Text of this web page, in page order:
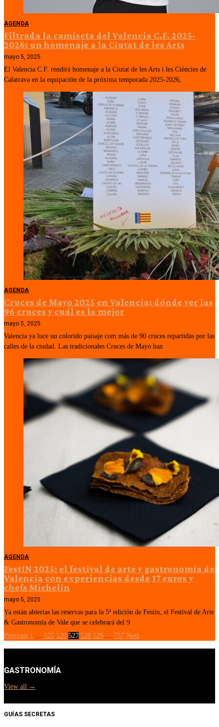
AGENDA
Filtrada la camiseta del Valencia C.F. 2025-
2026: un homenaje a la Ciutat de les Arts
mayo 5, 2025
El Valencia C.F. rendirá homenaje a la Ciutat de les Arts i les Ciències de
Calatrava en la equipación de la próxima temporada 2025-2026,
AGENDA
Cruces de Mayo 2025 en Valencia: dónde ver las
96 cruces y cuál es la mejor
mayo 5, 2025
Valencia ya luce un colorido paisaje com más de 90 cruces repartidas por las
calles de la ciudad. Las tradicionales Cruces de Mayo han
AGENDA
FestIN 2025: el festival de arte y gastronomía de
Valencia con experiencias desde 17 euros y
chefs Michelin
mayo 5, 2025
Ya están abiertas las reservas para la 5ª edición de Festín, el Festival de Arte
& Gastronomía de Vale que se celebrará del 9
Previous 1 … 525 526 527 528 529 … 757 Next
GASTRONOMÍA
View all →
GUÍAS SECRETAS